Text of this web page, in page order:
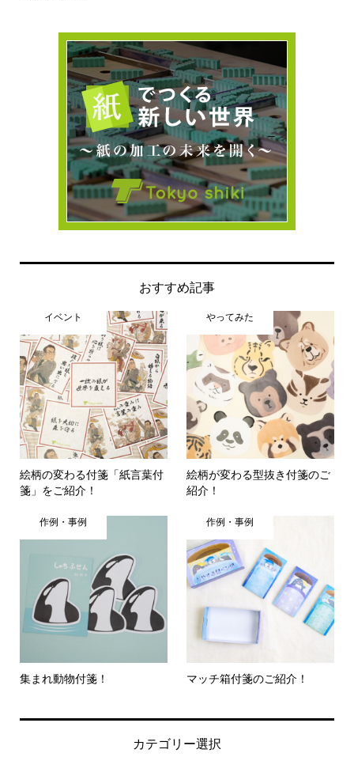
おすすめ記事
イベント
絵柄の変わる付箋「紙言葉付
箋」をご紹介！
やってみた
絵柄が変わる型抜き付箋のご
紹介！
作例・事例
集まれ動物付箋！
作例・事例
マッチ箱付箋のご紹介！
カテゴリー選択